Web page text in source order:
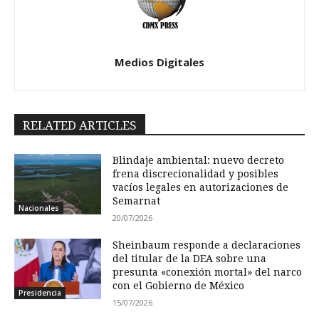
Medios Digitales
RELATED ARTICLES
Nacionales
Blindaje ambiental: nuevo decreto
frena discrecionalidad y posibles
vacíos legales en autorizaciones de
Semarnat
20/07/2026
Presidencia
Sheinbaum responde a declaraciones
del titular de la DEA sobre una
presunta «conexión mortal» del narco
con el Gobierno de México
15/07/2026